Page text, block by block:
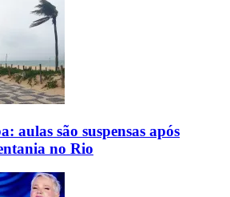
aulas são suspensas após
no Rio